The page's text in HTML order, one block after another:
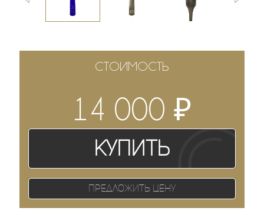
СТОИМОСТЬ
14 000₽
Купить
Предложить цену